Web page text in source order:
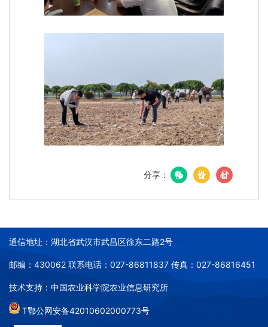
分享：
通信地址：湖北省武汉市武昌区徐东二路2号
邮编：430062 联系电话：027-86811837 传真：027-86816451
技术支持：中国农业科学院农业信息研究所
T鄂公网安备42010602000773号